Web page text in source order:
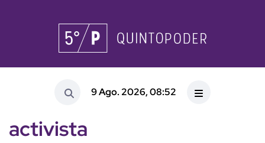
9 Ago. 2026, 08:52
activista